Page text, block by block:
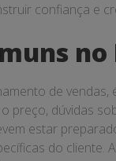
confiança e
de
preço, dúvidas
estar
do